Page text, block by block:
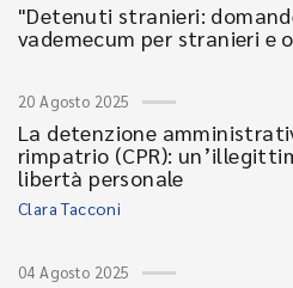
"Detenuti stranieri:
vademecum per stranieri e
20 Agosto 2025
La detenzione
rimpatrio (CPR):
libertà personale
Clara Tacconi
04 Agosto 2025